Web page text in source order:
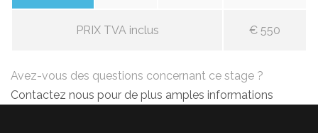
PRIX TVA inclus € 550
Avez-vous des questions concernant ce stage ?
Contactez nous pour de plus amples informations